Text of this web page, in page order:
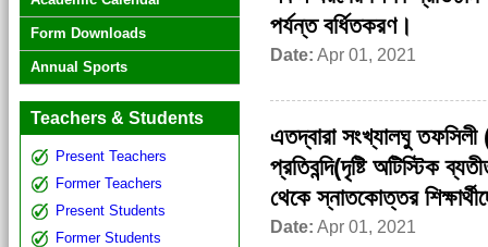
Form Downloads
Annual Sports
Teachers & Students
Present Teachers
Former Teachers
Present Students
Former Students
পর্যন্ত বর্ধিতকরণ।
Date: Apr 01, 2021
এতদ্বারা সংখ্যালঘু তফসিলী
প্রতিবন্দি(দৃষ্টি অটিস্টিক
থেকে স্নাতকোত্তর
Date: Apr 01, 2021